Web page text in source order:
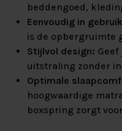
beddengoed,
Eenvoudig in
is de opbergruimte
Stijlvol design:
uitstraling zonder
Optimale
hoogwaardige
boxspring zorgt